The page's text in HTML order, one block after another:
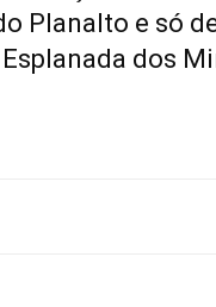
Planalto e só
Esplanada dos